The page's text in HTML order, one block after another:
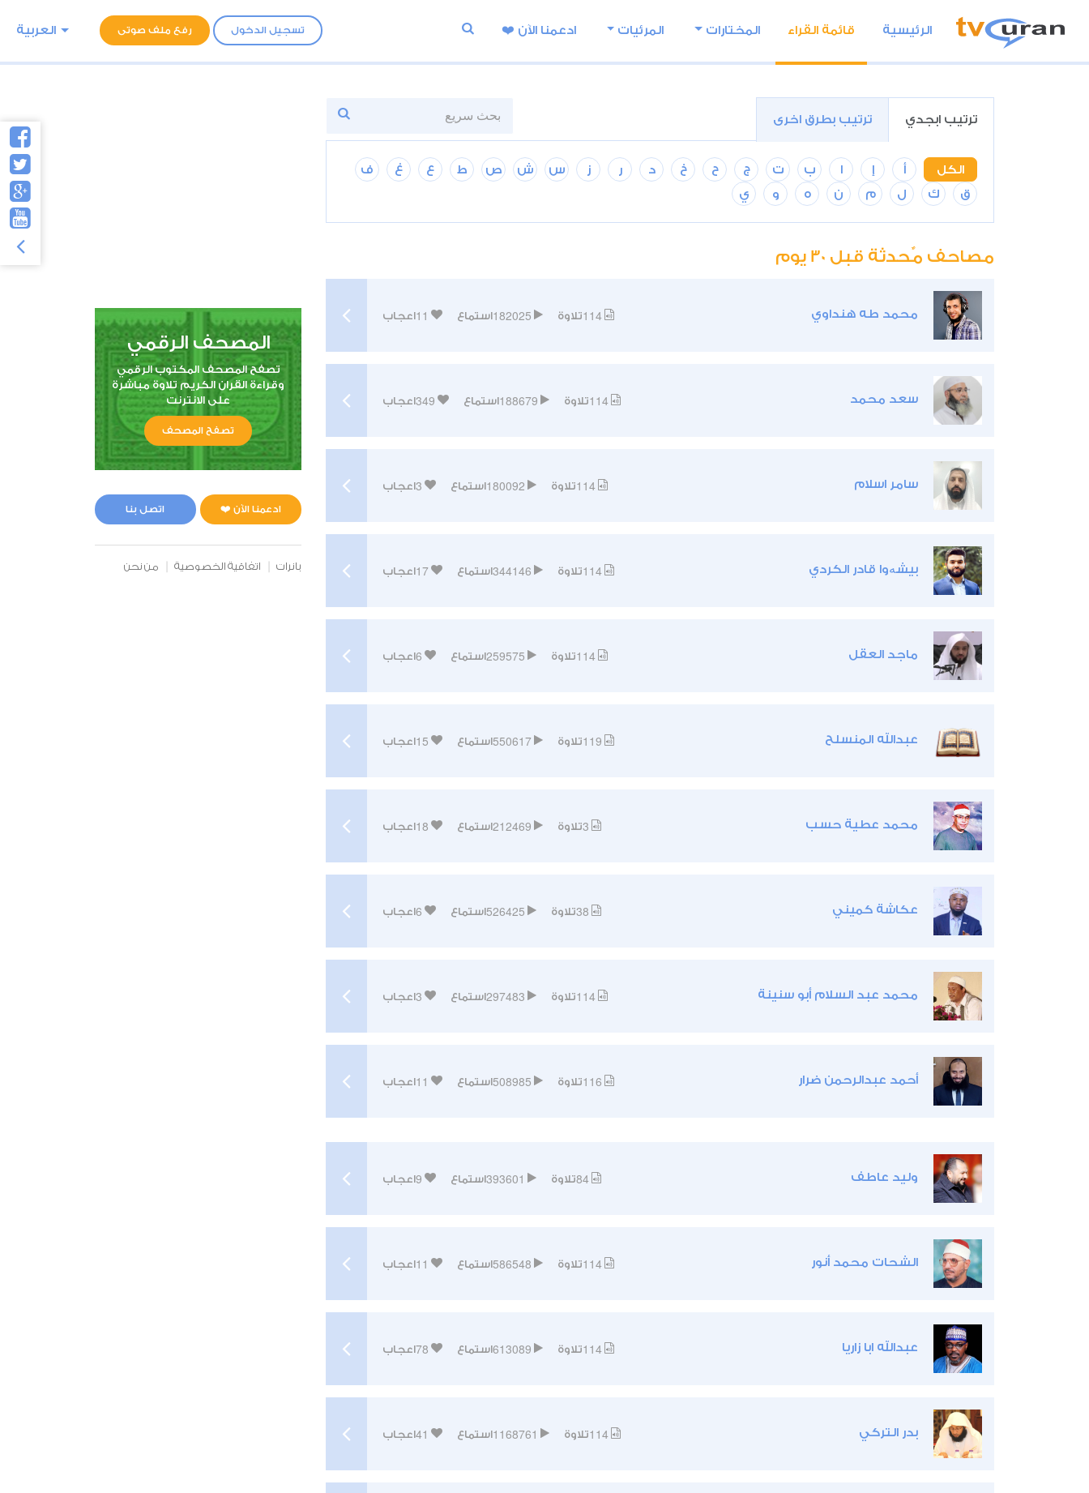
تسجيل الدخول رفع ملف صوتى العربية الرئيسية قائمة القراء المختارات المرئيات ادعمنا اﻵن ❤️
ترتيب ابجدي ترتيب بطرق اخرى
الكل أ إ ا ب ت ج ح خ د ر ز س ش ص ط ع غ
ف
ق
ك ل م ن ه و ي
مصاحف مٌحدثة قبل 30 يوم
محمد طه هنداوي 114تلاوة 182025استماع 11اعجاب
سعد محمد 114تلاوة 188679استماع 349اعجاب
سامر اسلام 114تلاوة 180092استماع 3اعجاب
بيشەوا قادر الكردي 114تلاوة 344146استماع 17اعجاب
ماجد العقل 114تلاوة 259575استماع 6اعجاب
عبدالله المنسلح 119تلاوة 550617استماع 15اعجاب
محمد عطية حسب 3تلاوة 212469استماع 18اعجاب
عكاشة كميني 38تلاوة 526425استماع 6اعجاب
محمد عبد السلام أبو سنينة 114تلاوة 297483استماع 3اعجاب
أحمد عبدالرحمن ضرار 116تلاوة 508985استماع 11اعجاب
وليد عاطف 84تلاوة 393601استماع 9اعجاب
الشحات محمد أنور 114تلاوة 586548استماع 11اعجاب
عبدالله ابا زاريا 114تلاوة 613089استماع 78اعجاب
بدر التركي 114تلاوة 1168761استماع 41اعجاب
المصحف الرقمي
تصفح المصحف المكتوب الرقمي
وقراءة القران الكريم تلاوة مباشرة
على الانترنت
تصفح المصحف
ادعمنا الآن ❤️ اتصل بنا
بانرات اتفاقية الخصوصية من نحن